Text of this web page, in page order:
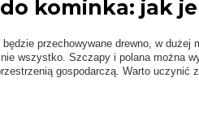
kominka: jak
przechowywane drewno, w dużej
wszystko. Szczapy i polana można
gospodarczą. Warto uczynić